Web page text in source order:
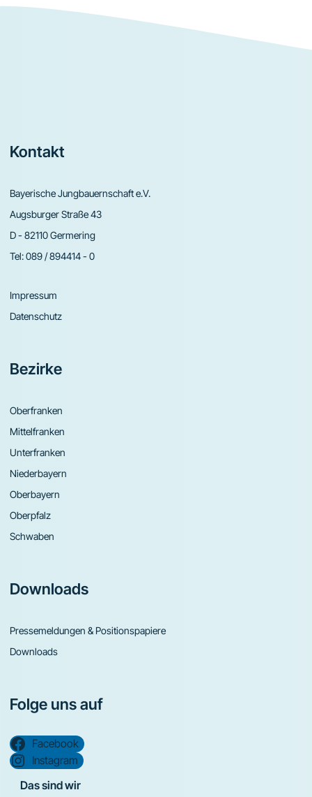
Footer
Kontakt
Bayerische Jungbauernschaft e.V.
Augsburger Straße 43
D - 82110 Germering
Tel:089 / 894414 - 0
Impressum
Datenschutz
Bezirke
Oberfranken
Mittelfranken
Unterfranken
Niederbayern
Oberbayern
Oberpfalz
Schwaben
Downloads
Pressemeldungen & Positionspapiere
Downloads
Folge uns auf
Facebook
Instagram
Das sind wir